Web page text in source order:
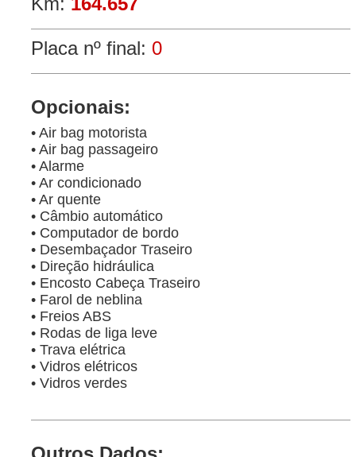
Placa nº final: 0
Opcionais:
• Air bag motorista
• Air bag passageiro
• Alarme
• Ar condicionado
• Ar quente
• Câmbio automático
• Computador de bordo
• Desembaçador Traseiro
• Direção hidráulica
• Encosto Cabeça Traseiro
• Farol de neblina
• Freios ABS
• Rodas de liga leve
• Trava elétrica
• Vidros elétricos
• Vidros verdes